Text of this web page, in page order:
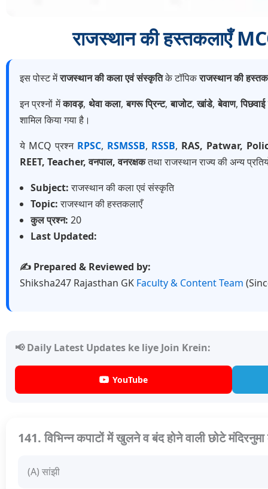
राजस्थान की हस्तकलाएँ
इस पोस्ट मेंराजस्थान की कला एवं संस्कृतिके टॉपिकराजस्थान की
इन प्रश्नों मेंकावड़, थेवा कला,बगरू प्रिन्ट,बाजोट,खांडे,बेवाण,
शामिल किया गया है।
ये MCQ प्रश्न RPSC, RSMSSB, RSSB, RAS, Patwar,
REET, Teacher, वनपाल, वनरक्षकतथा राजस्थान राज्य की अन्य
Subject:राजस्थान की कला एवं संस्कृति
Topic:राजस्थान की हस्तकलाएँ
कुल प्रश्न: 20
Last Updated:
✍️ Prepared & Reviewed by:
Shiksha247 Rajasthan GK Faculty & Content Team
📢 Daily Latest Updates ke liye Join Krein:
YouTube
141. विभिन्न कपाटों में खुलने व बंद होने वाली छोटे
(A) सांझी